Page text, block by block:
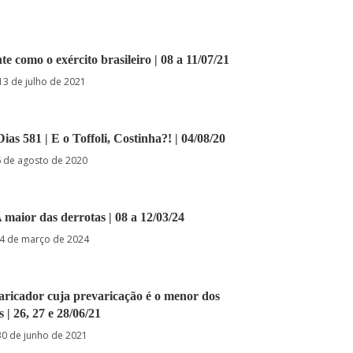
como o exército brasileiro | 08 a 11/07/21
de julho de 2021
581 | E o Toffoli, Costinha?! | 04/08/20
de agosto de 2020
das derrotas | 08 a 12/03/24
de março de 2024
cuja prevaricação é o menor dos
| 26, 27 e 28/06/21
de junho de 2021